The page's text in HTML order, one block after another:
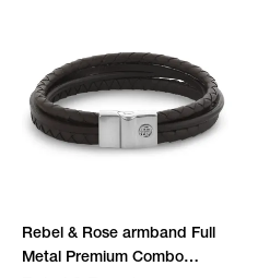
Rebel & Rose armband Full
Metal Premium Combo